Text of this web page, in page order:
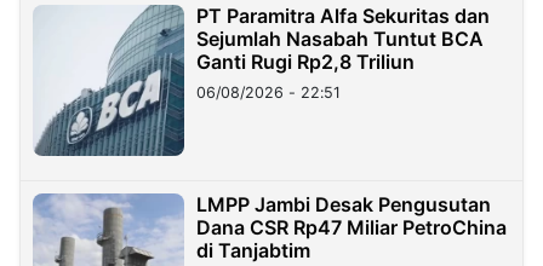
PT Paramitra Alfa Sekuritas dan
Sejumlah Nasabah Tuntut BCA
Ganti Rugi Rp2,8 Triliun
06/08/2026 - 22:51
LMPP Jambi Desak Pengusutan
Dana CSR Rp47 Miliar PetroChina
di Tanjabtim